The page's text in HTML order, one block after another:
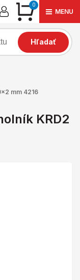
0
MENU
Hľadať
mm 4216
KRD2